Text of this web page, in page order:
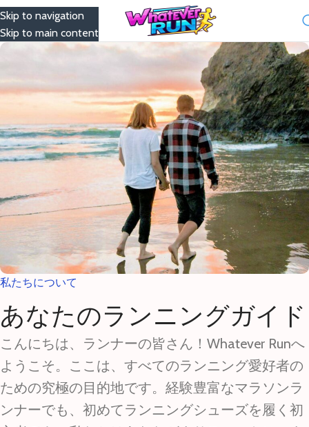
Skip to navigation
Skip to main content
Menu
私たちについて
あなたのランニングガイド
こんにちは、ランナーの皆さん！Whatever Runへ
ようこそ。ここは、すべてのランニング愛好者の
ための究極の目的地です。経験豊富なマラソンラ
ンナーでも、初めてランニングシューズを履く初